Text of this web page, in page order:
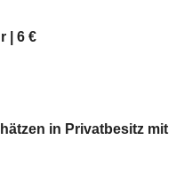
| 6 €
in Privatbesitz mit